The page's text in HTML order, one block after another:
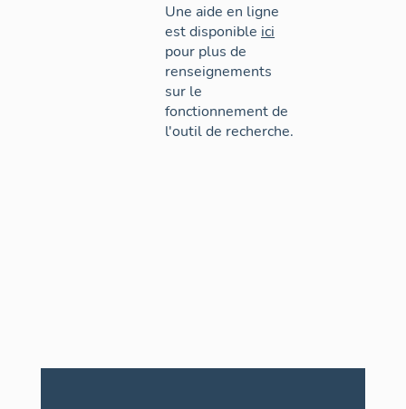
Une aide en ligne
est disponible ici
pour plus de
renseignements
sur le
fonctionnement de
l'outil de recherche.